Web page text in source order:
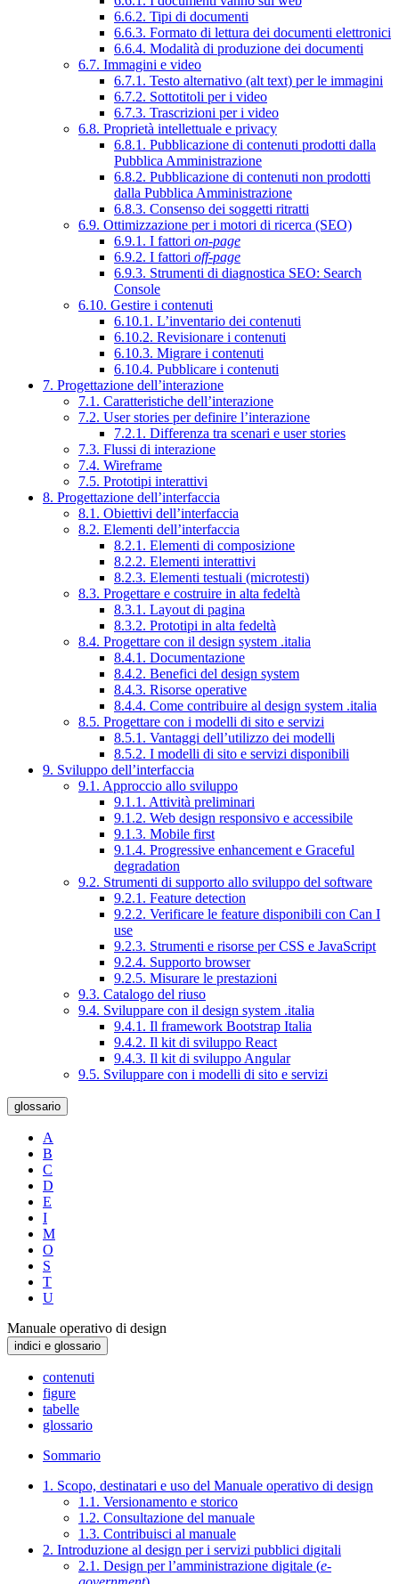
6.6.2. Tipi di documenti
6.6.3. Formato di lettura dei documenti elettronici
6.6.4. Modalità di produzione dei documenti
6.7. Immagini e video
6.7.1. Testo alternativo (alt text) per le immagini
6.7.2. Sottotitoli per i video
6.7.3. Trascrizioni per i video
6.8. Proprietà intellettuale e privacy
6.8.1. Pubblicazione di contenuti prodotti dalla
Pubblica Amministrazione
6.8.2. Pubblicazione di contenuti non prodotti
dalla Pubblica Amministrazione
6.8.3. Consenso dei soggetti ritratti
6.9. Ottimizzazione per i motori di ricerca (SEO)
6.9.1. I fattori on-page
6.9.2. I fattori off-page
6.9.3. Strumenti di diagnostica SEO: Search
Console
6.10. Gestire i contenuti
6.10.1. L’inventario dei contenuti
6.10.2. Revisionare i contenuti
6.10.3. Migrare i contenuti
6.10.4. Pubblicare i contenuti
7. Progettazione dell’interazione
7.1. Caratteristiche dell’interazione
7.2. User stories per definire l’interazione
7.2.1. Differenza tra scenari e user stories
7.3. Flussi di interazione
7.4. Wireframe
7.5. Prototipi interattivi
8. Progettazione dell’interfaccia
8.1. Obiettivi dell’interfaccia
8.2. Elementi dell’interfaccia
8.2.1. Elementi di composizione
8.2.2. Elementi interattivi
8.2.3. Elementi testuali (microtesti)
8.3. Progettare e costruire in alta fedeltà
8.3.1. Layout di pagina
8.3.2. Prototipi in alta fedeltà
8.4. Progettare con il design system .italia
8.4.1. Documentazione
8.4.2. Benefici del design system
8.4.3. Risorse operative
8.4.4. Come contribuire al design system .italia
8.5. Progettare con i modelli di sito e servizi
8.5.1. Vantaggi dell’utilizzo dei modelli
8.5.2. I modelli di sito e servizi disponibili
9. Sviluppo dell’interfaccia
9.1. Approccio allo sviluppo
9.1.1. Attività preliminari
9.1.2. Web design responsivo e accessibile
9.1.3. Mobile first
9.1.4. Progressive enhancement e Graceful
degradation
9.2. Strumenti di supporto allo sviluppo del software
9.2.1. Feature detection
9.2.2. Verificare le feature disponibili con Can I
use
9.2.3. Strumenti e risorse per CSS e JavaScript
9.2.4. Supporto browser
9.2.5. Misurare le prestazioni
9.3. Catalogo del riuso
9.4. Sviluppare con il design system .italia
9.4.1. Il framework Bootstrap Italia
9.4.2. Il kit di sviluppo React
9.4.3. Il kit di sviluppo Angular
9.5. Sviluppare con i modelli di sito e servizi
glossario
A
B
C
D
E
I
M
O
S
T
U
Manuale operativo di design
indici e glossario
contenuti
figure
tabelle
glossario
Sommario
1. Scopo, destinatari e uso del Manuale operativo di design
1.1. Versionamento e storico
1.2. Consultazione del manuale
1.3. Contribuisci al manuale
2. Introduzione al design per i servizi pubblici digitali
2.1. Design per l’amministrazione digitale (e-